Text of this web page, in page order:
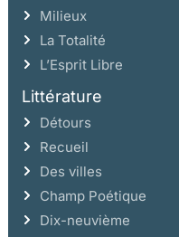
Milieux
La Totalité
L’Esprit Libre
Littérature
Détours
Recueil
Des villes
Champ Poétique
Dix-neuvième